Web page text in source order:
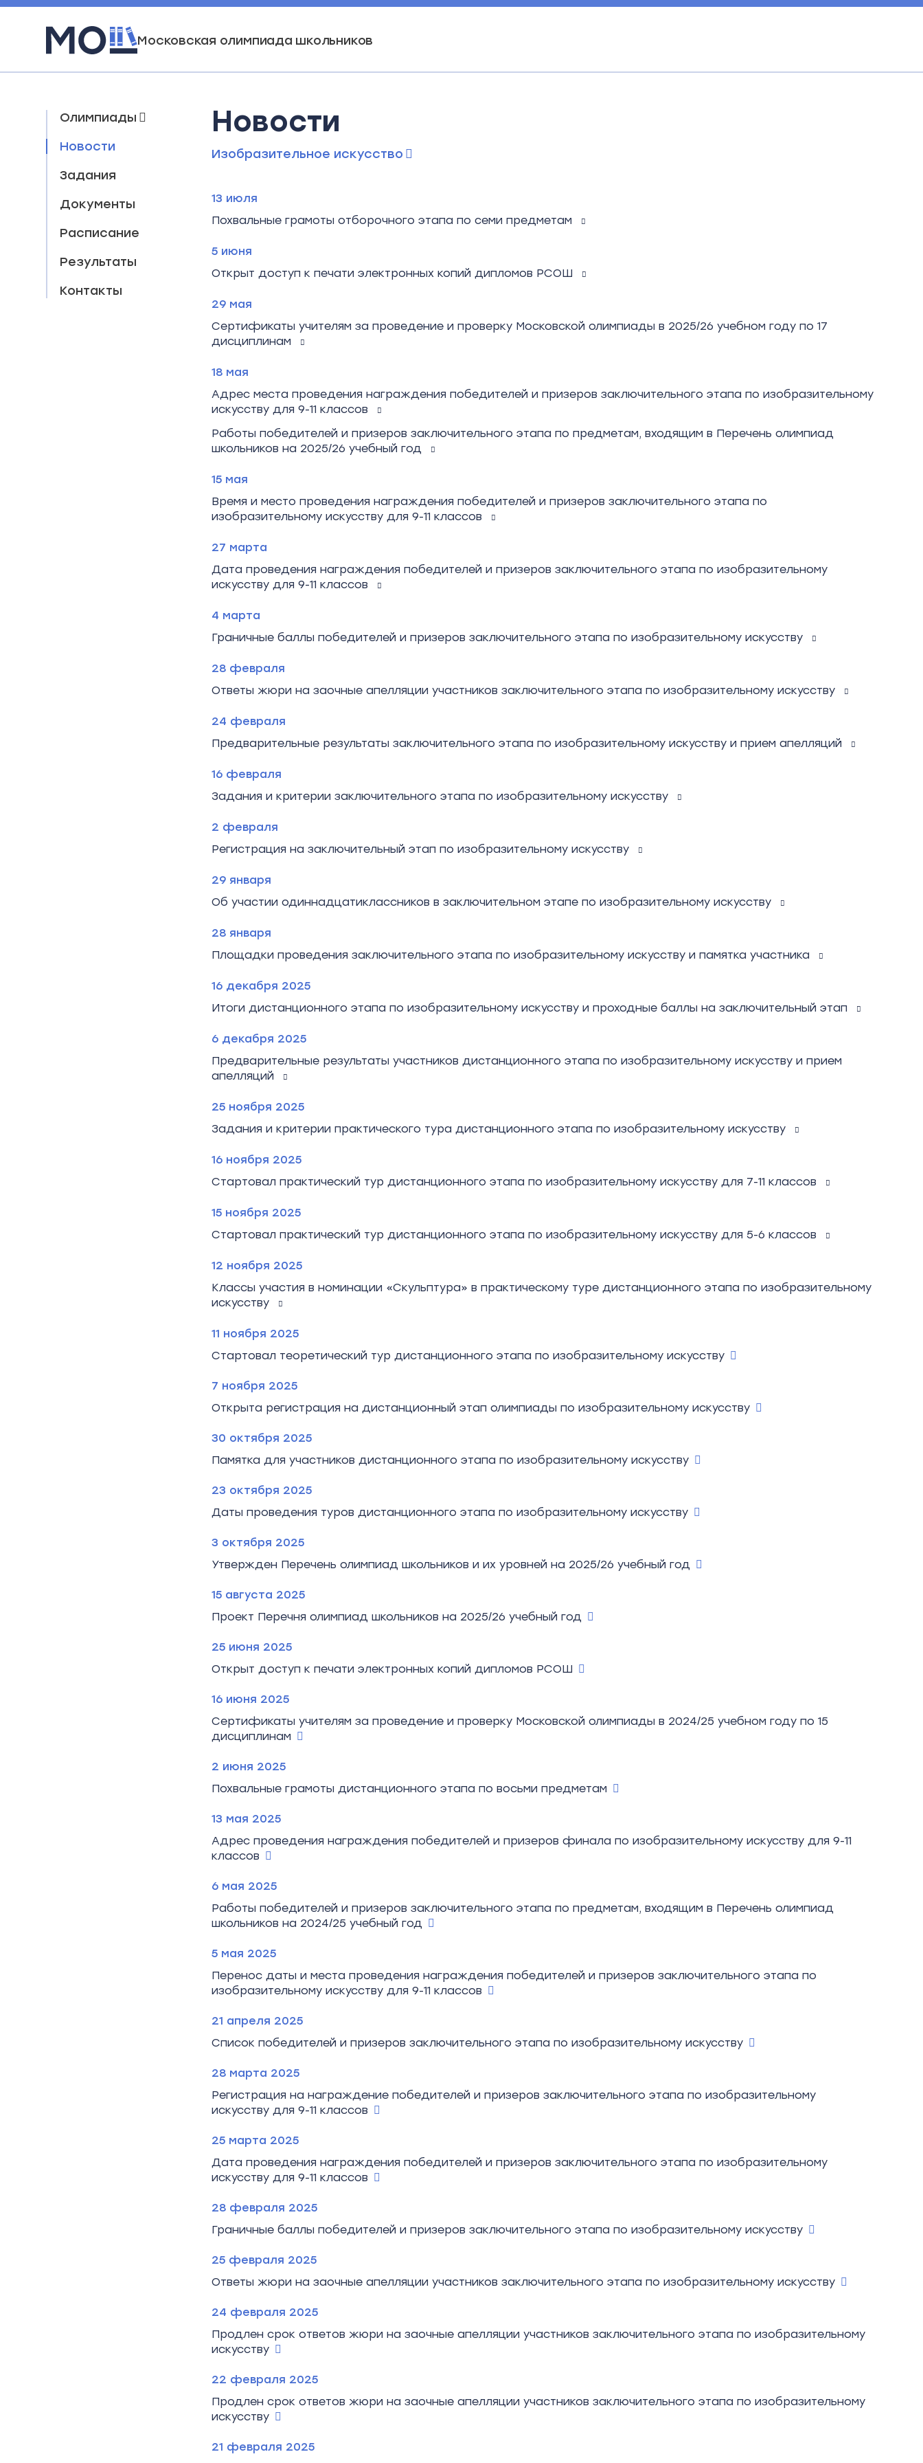
Московская олимпиада школьников
Олимпиады
Новости
Задания
Документы
Расписание
Результаты
Контакты
Новости
Изобразительное искусство
13 июля
Похвальные грамоты отборочного этапа по семи предметам
5 июня
Открыт доступ к печати электронных копий дипломов РСОШ
29 мая
Сертификаты учителям за проведение и проверку Московской олимпиады в 2025/26 учебном году по 17
дисциплинам
18 мая
Адрес места проведения награждения победителей и призеров заключительного этапа по изобразительному
искусству для 9-11 классов
Работы победителей и призеров заключительного этапа по предметам, входящим в Перечень олимпиад
школьников на 2025/26 учебный год
15 мая
Время и место проведения награждения победителей и призеров заключительного этапа по
изобразительному искусству для 9-11 классов
27 марта
Дата проведения награждения победителей и призеров заключительного этапа по изобразительному
искусству для 9-11 классов
4 марта
Граничные баллы победителей и призеров заключительного этапа по изобразительному искусству
28 февраля
Ответы жюри на заочные апелляции участников заключительного этапа по изобразительному искусству
24 февраля
Предварительные результаты заключительного этапа по изобразительному искусству и прием апелляций
16 февраля
Задания и критерии заключительного этапа по изобразительному искусству
2 февраля
Регистрация на заключительный этап по изобразительному искусству
29 января
Об участии одиннадцатиклассников в заключительном этапе по изобразительному искусству
28 января
Площадки проведения заключительного этапа по изобразительному искусству и памятка участника
16 декабря 2025
Итоги дистанционного этапа по изобразительному искусству и проходные баллы на заключительный этап
6 декабря 2025
Предварительные результаты участников дистанционного этапа по изобразительному искусству и прием
апелляций
25 ноября 2025
Задания и критерии практического тура дистанционного этапа по изобразительному искусству
16 ноября 2025
Стартовал практический тур дистанционного этапа по изобразительному искусству для 7-11 классов
15 ноября 2025
Стартовал практический тур дистанционного этапа по изобразительному искусству для 5-6 классов
12 ноября 2025
Классы участия в номинации «Скульптура» в практическому туре дистанционного этапа по изобразительному
искусству
11 ноября 2025
Стартовал теоретический тур дистанционного этапа по изобразительному искусству
7 ноября 2025
Открыта регистрация на дистанционный этап олимпиады по изобразительному искусству
30 октября 2025
Памятка для участников дистанционного этапа по изобразительному искусству
23 октября 2025
Даты проведения туров дистанционного этапа по изобразительному искусству
3 октября 2025
Утвержден Перечень олимпиад школьников и их уровней на 2025/26 учебный год
15 августа 2025
Проект Перечня олимпиад школьников на 2025/26 учебный год
25 июня 2025
Открыт доступ к печати электронных копий дипломов РСОШ
16 июня 2025
Сертификаты учителям за проведение и проверку Московской олимпиады в 2024/25 учебном году по 15
дисциплинам
2 июня 2025
Похвальные грамоты дистанционного этапа по восьми предметам
13 мая 2025
Адрес проведения награждения победителей и призеров финала по изобразительному искусству для 9-11
классов
6 мая 2025
Работы победителей и призеров заключительного этапа по предметам, входящим в Перечень олимпиад
школьников на 2024/25 учебный год
5 мая 2025
Перенос даты и места проведения награждения победителей и призеров заключительного этапа по
изобразительному искусству для 9-11 классов
21 апреля 2025
Список победителей и призеров заключительного этапа по изобразительному искусству
28 марта 2025
Регистрация на награждение победителей и призеров заключительного этапа по изобразительному
искусству для 9-11 классов
25 марта 2025
Дата проведения награждения победителей и призеров заключительного этапа по изобразительному
искусству для 9-11 классов
28 февраля 2025
Граничные баллы победителей и призеров заключительного этапа по изобразительному искусству
25 февраля 2025
Ответы жюри на заочные апелляции участников заключительного этапа по изобразительному искусству
24 февраля 2025
Продлен срок ответов жюри на заочные апелляции участников заключительного этапа по изобразительному
искусству
22 февраля 2025
Продлен срок ответов жюри на заочные апелляции участников заключительного этапа по изобразительному
искусству
21 февраля 2025